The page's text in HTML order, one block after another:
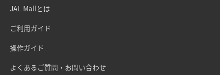
JAL Mallとは
ご利用ガイド
操作ガイド
よくあるご質問・お問い合わせ